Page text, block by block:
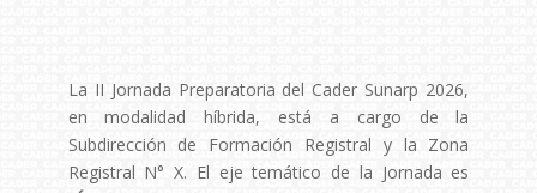
La II Jornada Preparatoria del Cader Sunarp 2026,
en modalidad híbrida, está a cargo de la
Subdirección de Formación Registral y la Zona
Registral N° X. El eje temático de la Jornada es